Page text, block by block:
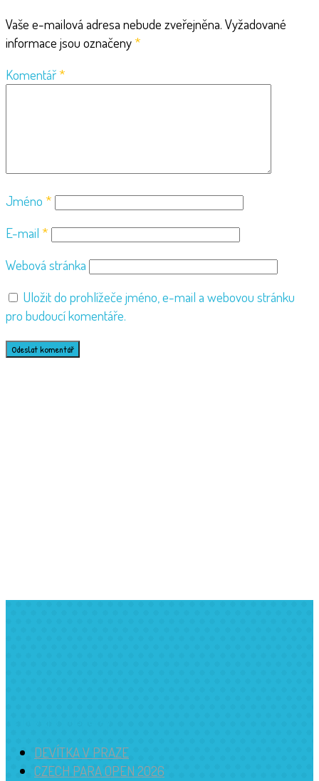
Vaše e-mailová adresa nebude zveřejněna. Vyžadované
informace jsou označeny*
Komentář*
Jméno *
E-mail *
Webová stránka
Uložit do prohlížeče jméno, e-mail a webovou stránku
pro budoucí komentáře.
DEVÍTKA V PRAZE
CZECH PARA OPEN 2026